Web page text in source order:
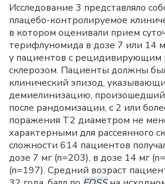
Исследование 3 представляло
плацебо-контролируемое
в котором оценивали прием
терифлуномида в дозе 7 или 14
у пациентов с рецидивирующим
склерозом. Пациенты должны
клинический эпизод,
демиелинизацию,
после рандомизации, с 2 или
поражения Т2 диаметром не
характерными для рассеянного
сложности 614 пациентов
дозе 7 мг (n=203), в дозе 14 мг
(n=197). Средний возраст